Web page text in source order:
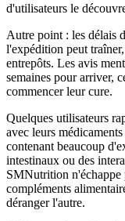
d'utilisateurs le
Autre point : les délais
l'expédition peut
entrepôts. Les avis
semaines pour arriver,
commencer leur cure.
Quelques utilisateurs
avec leurs
contenant beaucoup
intestinaux ou des
SMNutrition n'échappe
compléments
déranger l'autre.